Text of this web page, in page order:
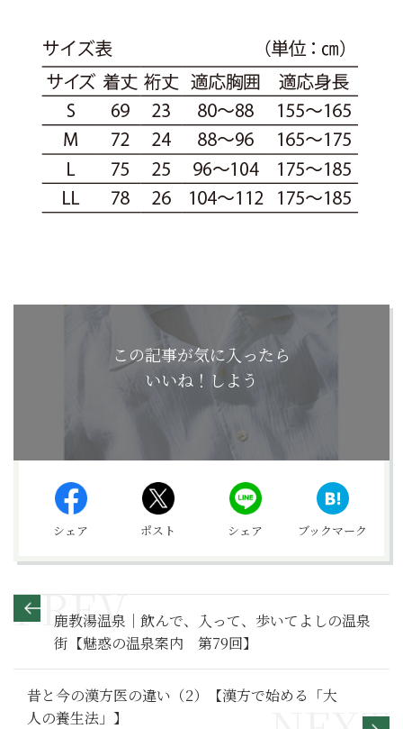
この記事が気に入ったら
いいね！しよう
シェア ポスト シェア ブックマーク
鹿教湯温泉｜飲んで、入って、歩いてよしの温泉
街【魅惑の温泉案内 第79回】
昔と今の漢方医の違い（2）【漢方で始める「大
人の養生法」】